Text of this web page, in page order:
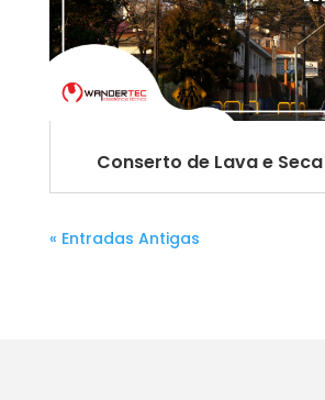
Conserto de Lava e
« Entradas Antigas